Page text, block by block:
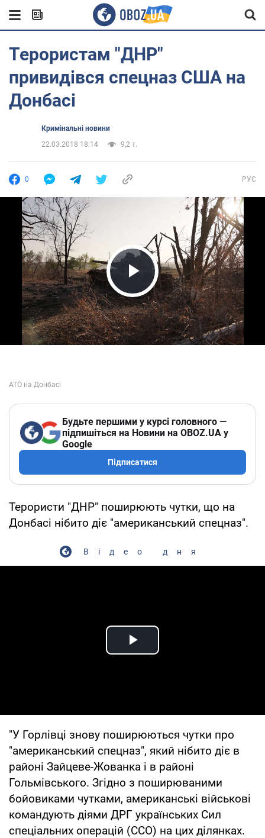
Терористам "ДНР"
привидівся спецназ США на
Донбасі
Кримінальні новини
22.03.2018 18:14
9,2 т.
0 РУС
Play Video
Будьте першими у курсі головного —
підпишіться на Новини на OBOZ.UA у
Google
Підписатися
Терористи "ДНР" поширюють чутки, що на
Донбасі нібито діє "американський спецназ".
Відео дня
Play Video
"У Горлівці знову поширюються чутки про
"американський спецназ", який нібито діє в
районі Зайцеве-Жованка і в районі
Гольмівського. Згідно з поширюваними
бойовиками чутками, американські військові
командують діями ДРГ українських Сил
спеціальних операцій (ССО) на цих ділянках.